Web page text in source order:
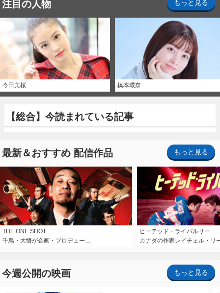
注目の人物 もっと見る
今田美桜 橋本環奈
【総合】今読まれている記事
最新＆おすすめ 配信作品 もっと見る
THE ONE SHOT
千鳥・大悟が企画・プロデュー…
ヒーテッド・ライバルリー
カナダの作家レイチェル・リ
今週公開の映画 もっと見る